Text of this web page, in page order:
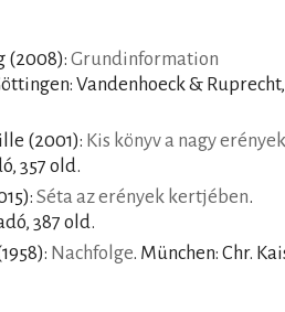
(2008): Grundinformation
Vandenhoeck & Ruprecht,
(2001): Kis könyv a nagy
357 old.
Séta az erények kertjében.
387 old.
Nachfolge. München: Chr.